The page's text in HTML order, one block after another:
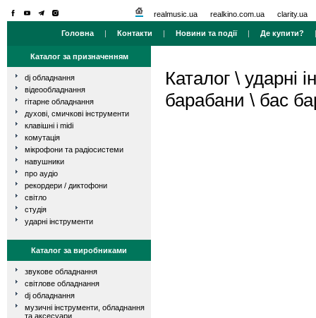
realmusic.ua realkino.com.ua clarity.ua
Головна | Контакти | Новини та події| Де купити?
Каталог за призначенням
dj обладнання
відеообладнання
гітарне обладнання
духові, смичкові інструменти
клавішні і midi
комутація
мікрофони та радіосистеми
навушники
про аудіо
рекордери / диктофони
світло
студія
ударні інструменти
Каталог за виробниками
звукове обладнання
світлове обладнання
dj обладнання
музичні інструменти, обладнання
та аксесуари
Каталог \ ударні
барабани \ бас